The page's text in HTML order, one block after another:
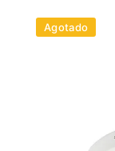
Agotado